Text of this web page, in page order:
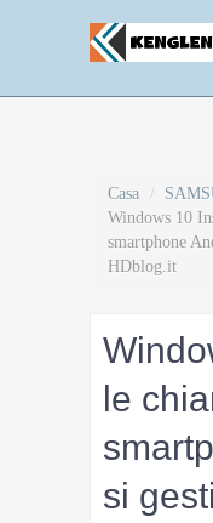
Casa /
Windows 10
smartphone
HDblog.it
le
si